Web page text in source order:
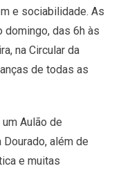
e sociabilidade. As
das 6h às
na Circular da
de todas as
Aulão de
além de
e muitas